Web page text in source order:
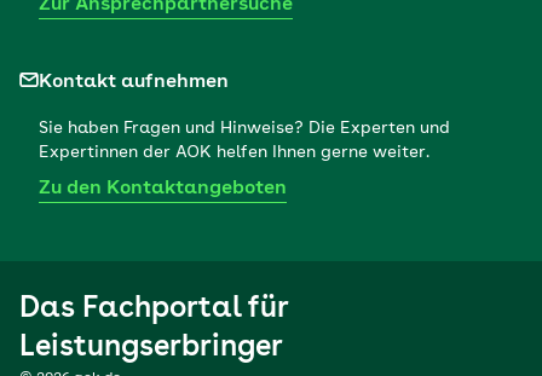
Zur Ansprechpartnersuche
Kontakt aufnehmen
Sie haben Fragen und Hinweise? Die Experten und
Expertinnen der AOK helfen Ihnen gerne weiter.
Zu den Kontaktangeboten
Das Fachportal für
Leistungserbringer